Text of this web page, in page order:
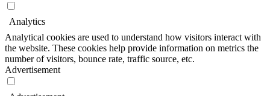
Analytics
Analytical cookies are used to understand how visitors interact with
the website. These cookies help provide information on metrics the
number of visitors, bounce rate, traffic source, etc.
Advertisement